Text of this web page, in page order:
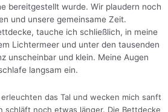
bereitgestellt wurde. Wir plaudern noch
und unsere gemeinsame Zeit.
tauche ich schließlich, in meine
Lichtermeer und unter den tausenden
unscheinbar und klein. Meine Augen
langsam ein.
das Tal und wecken mich sanft
schläft noch etwas länger. Die Bettdecke